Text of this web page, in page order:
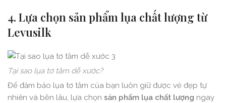
4. Lựa chọn sản phẩm lụa chất lượng từ
Levusilk
Tại sao lụa tơ tằm dễ xước?
Để đảm bảo lụa tơ tằm của bạn luôn giữ được vẻ đẹp tự
nhiên và bền lâu, lựa chọn sản phẩm lụa chất lượng ngay